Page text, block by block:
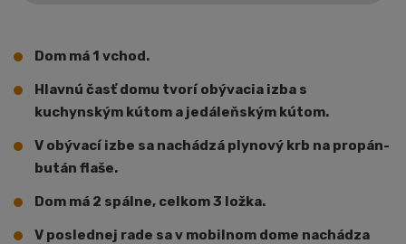
Dom má 1 vchod.
Hlavnú časť domu tvorí obývacia izba s
kuchynským kútom a jedáleňským kútom.
V obývací izbe sa nachádzá plynový krb na propán-
bután flaše.
Dom má 2 spálne, celkom 3 ložka.
V poslednej rade sa v mobilnom dome nachádza